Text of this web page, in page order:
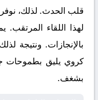
قلب الحدث. لذلك، نوفر
لهذا اللقاء المرتقب.
بالإنجازات. ونتيجة
كروي يليق بطموحات
بشغف.